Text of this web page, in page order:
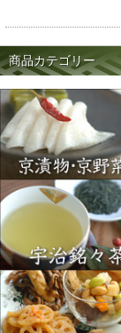
商品カテゴリー